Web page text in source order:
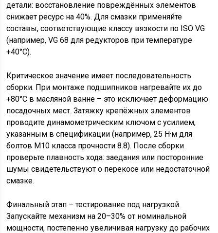
детали: восстановление повреждённых элементов
снижает ресурс на 40%. Для смазки применяйте
составы, соответствующие классу вязкости по ISO VG
(например, VG 68 для редукторов при температуре
+40°C).
Критическое значение имеет последовательность
сборки. При монтаже подшипников нагревайте их до
+80°C в масляной ванне – это исключает деформацию
посадочных мест. Затяжку крепёжных элементов
проводите динамометрическим ключом с усилием,
указанным в спецификации (например, 25 Н·м для
болтов М10 класса прочности 8.8). После сборки
проверьте плавность хода: заедания или посторонние
шумы свидетельствуют о перекосе или недостаточной
смазке.
Финальный этап – тестирование под нагрузкой.
Запускайте механизм на 20–30% от номинальной
мощности, постепенно увеличивая нагрузку до рабочих